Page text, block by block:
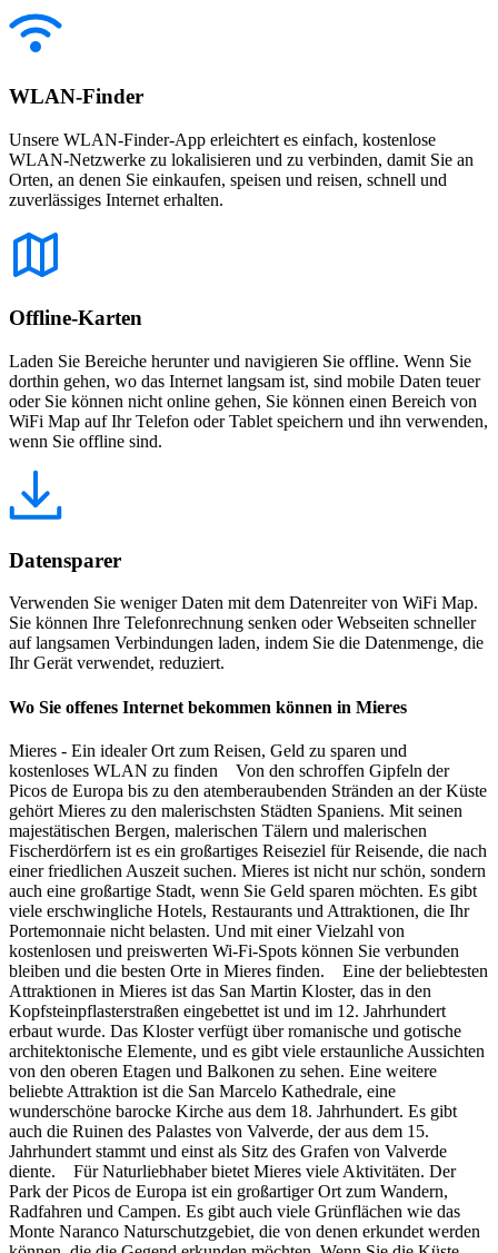
WLAN-Finder
Unsere WLAN-Finder-App erleichtert es einfach, kostenlose
WLAN-Netzwerke zu lokalisieren und zu verbinden, damit Sie an
Orten, an denen Sie einkaufen, speisen und reisen, schnell und
zuverlässiges Internet erhalten.
Offline-Karten
Laden Sie Bereiche herunter und navigieren Sie offline. Wenn Sie
dorthin gehen, wo das Internet langsam ist, sind mobile Daten teuer
oder Sie können nicht online gehen, Sie können einen Bereich von
WiFi Map auf Ihr Telefon oder Tablet speichern und ihn verwenden,
wenn Sie offline sind.
Datensparer
Verwenden Sie weniger Daten mit dem Datenreiter von WiFi Map.
Sie können Ihre Telefonrechnung senken oder Webseiten schneller
auf langsamen Verbindungen laden, indem Sie die Datenmenge, die
Ihr Gerät verwendet, reduziert.
Wo Sie offenes Internet bekommen können in Mieres
Mieres - Ein idealer Ort zum Reisen, Geld zu sparen und
kostenloses WLAN zu finden Von den schroffen Gipfeln der
Picos de Europa bis zu den atemberaubenden Stränden an der Küste
gehört Mieres zu den malerischsten Städten Spaniens. Mit seinen
majestätischen Bergen, malerischen Tälern und malerischen
Fischerdörfern ist es ein großartiges Reiseziel für Reisende, die nach
einer friedlichen Auszeit suchen. Mieres ist nicht nur schön, sondern
auch eine großartige Stadt, wenn Sie Geld sparen möchten. Es gibt
viele erschwingliche Hotels, Restaurants und Attraktionen, die Ihr
Portemonnaie nicht belasten. Und mit einer Vielzahl von
kostenlosen und preiswerten Wi-Fi-Spots können Sie verbunden
bleiben und die besten Orte in Mieres finden. Eine der beliebtesten
Attraktionen in Mieres ist das San Martin Kloster, das in den
Kopfsteinpflasterstraßen eingebettet ist und im 12. Jahrhundert
erbaut wurde. Das Kloster verfügt über romanische und gotische
architektonische Elemente, und es gibt viele erstaunliche Aussichten
von den oberen Etagen und Balkonen zu sehen. Eine weitere
beliebte Attraktion ist die San Marcelo Kathedrale, eine
wunderschöne barocke Kirche aus dem 18. Jahrhundert. Es gibt
auch die Ruinen des Palastes von Valverde, der aus dem 15.
Jahrhundert stammt und einst als Sitz des Grafen von Valverde
diente. Für Naturliebhaber bietet Mieres viele Aktivitäten. Der
Park der Picos de Europa ist ein großartiger Ort zum Wandern,
Radfahren und Campen. Es gibt auch viele Grünflächen wie das
Monte Naranco Naturschutzgebiet, die von denen erkundet werden